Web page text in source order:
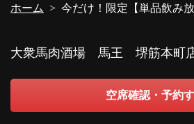
ホーム 今だけ！限定【単品飲み
大衆馬肉酒場 馬王 堺筋本町
空席確認・予約